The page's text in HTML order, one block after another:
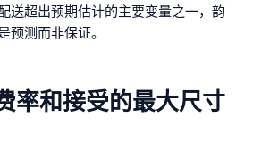
送超出预期估计的主要变量之一，韵
预测而非保证。
率和接受的最大尺寸